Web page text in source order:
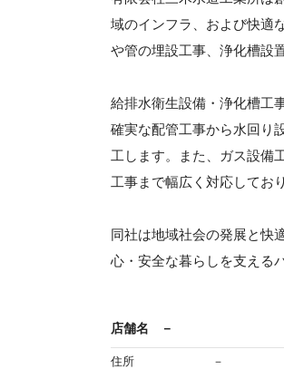
域のインフラ、および快適
や管の埋設工事、浄化槽設
給排水衛生設備・浄化槽工
確実な配管工事から水回り
工します。また、ガス設備
工事まで幅広く対応してお
同社は地域社会の発展と快
心・安全な暮らしを支える
店舗名 －
住所 －